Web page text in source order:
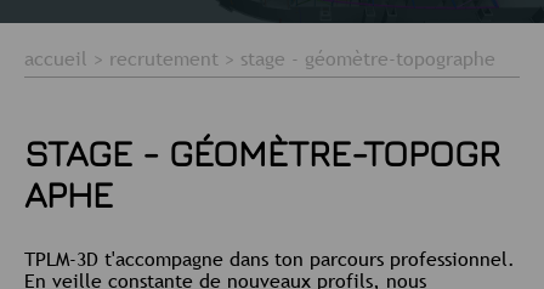
accueil > recrutement > stage - géomètre-topographe
STAGE - GÉOMÈTRE-TOPOGR
APHE
TPLM-3D t'accompagne dans ton parcours professionnel.
En veille constante de nouveaux profils, nous